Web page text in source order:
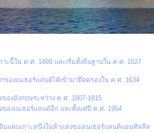
าะนี้ใน ค.ศ. 1499 และเริ่มตั้งถิ่นฐานใน ค.ศ. 1527
องเนเธอร์แลนด์ได้เข้ามายึดครองใน ค.ศ. 1634
องอังกฤษระหว่าง ค.ศ. 1807-1815
องเนเธอร์แลนด์อีก และตั้งแต่ปี ค.ศ. 1954
นแดนเกาะหนึ่งในห้าแห่งของเนเธอร์แลนด์แอนทิลลีส